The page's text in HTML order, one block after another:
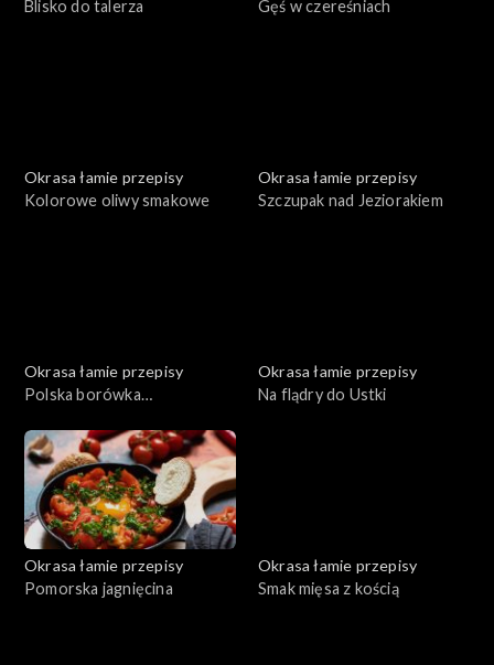
Blisko do talerza
Gęś w czereśniach
Okrasa łamie przepisy
Kolorowe oliwy smakowe
Okrasa łamie przepisy
Szczupak nad Jeziorakiem
Okrasa łamie przepisy
Polska borówka
Okrasa łamie przepisy
Na flądry do Ustki
Okrasa łamie przepisy
Pomorska jagnięcina
Okrasa łamie przepisy
Smak mięsa z kością